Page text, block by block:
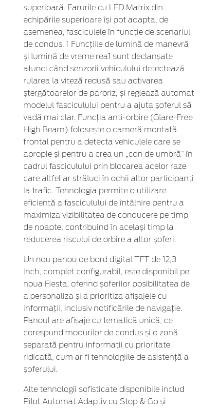
superioară. Farurile cu LED Matrix din
echipările superioare își pot adapta, de
asemenea, fasciculele în funcție de scenariul
de condus. 1 Funcțiile de lumină de manevră
și lumină de vreme rea1 sunt declanșate
atunci când senzorii vehiculului detectează
rularea la viteză redusă sau activarea
ștergătoarelor de parbriz, și reglează automat
modelul fasciculului pentru a ajuta șoferul să
vadă mai clar. Funcția anti-orbire (Glare-Free
High Beam) folosește o cameră montată
frontal pentru a detecta vehiculele care se
apropie și pentru a crea un „con de umbră” în
cadrul fasciculului prin blocarea acelor raze
care altfel ar străluci în ochii altor participanți
la trafic. Tehnologia permite o utilizare
eficientă a fasciculului de întâlnire pentru a
maximiza vizibilitatea de conducere pe timp
de noapte, contribuind în același timp la
reducerea riscului de orbire a altor șoferi.
Un nou panou de bord digital TFT de 12,3
inch, complet configurabil, este disponibil pe
noua Fiesta, oferind șoferilor posibilitatea de
a personaliza și a prioritiza afișajele cu
informații, inclusiv notificările de navigație.
Panoul are afișaje cu tematică unică, ce
corespund modurilor de condus și o zonă
separată pentru informații cu prioritate
ridicată, cum ar fi tehnologiile de asistență a
șoferului.
Alte tehnologii sofisticate disponibile includ
Pilot Automat Adaptiv cu Stop & Go și